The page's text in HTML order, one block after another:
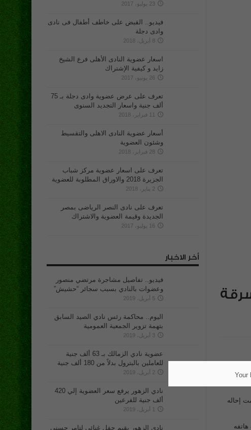
إحاله
عن سرقة هاتفه
23 يوليو، 2017
فيديو.. القبض على خاطف أطفال فى نادى
وادى دجلة
8 أبريل، 2018
اسعار عضوية النادى الأهلى فرع الشيخ
زايد و كيفية الإشتراك
26 يونيو، 2017
تعرف على عرض عضوية وادى دجلة بـ 75
ألف جنية واسعار التجديد السنوى
11 فبراير، 2018
أسعار عضوية النادى الاهلى والتقسيط
وشئون العضوية
28 فبراير، 2018
تعرف على اسعار عضوية مركز شباب
الجزيرة 2018 والاوراق المطلوبة للعضوية
2 يناير، 2018
تعرف على نادى النصر الرياضى بمصر
الجديدة وقيمة العضوية والاشتراك
16 يوليو، 2017
أخر الاخبار
فيديو.. تفاصيل مشاجرة مرتضي منصور
وعضوات بالنادي بسبب سجائر “حشيش”
5 أبريل، 2019
اليوم.. محاكمة رئس نادي الصيد السابق
بتهمة تزوير الجمعية العمومية
3 أبريل، 2019
عضوية نادي الزمالك بـ 63 ألف جنية
للعاملين بالبترول بدلاً من 180 ألف جنية
2 أبريل، 2019
نادي الزهور يرفع سعر العضوية إلي 420
ألف جنية للفرعين
1 أبريل، 2019
نادي الزهور يقيم حفل غنائي لتامر حسني
Your